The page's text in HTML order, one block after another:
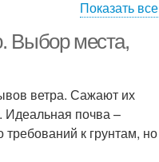
Показать все
Выбор места,
ветра. Сажают их
Идеальная почва –
к грунтам, но